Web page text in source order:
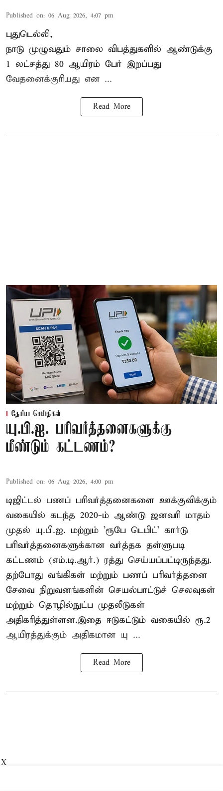
Published on: 06 Aug 2026, 4:07 pm
புதுடெல்லி,
நாடு முழுவதும் சாலை விபத்துகளில் ஆண்டுக்கு
1 லட்சத்து 80 ஆயிரம் பேர் இறப்பது
வேதனைக்குரியது என ...
Read More
தேசிய செய்திகள்
யு.பி.ஐ. பரிவர்த்தனைகளுக்கு
மீண்டும் கட்டணம்?
Published on: 06 Aug 2026, 4:00 pm
டிஜிட்டல் பணப் பரிவர்த்தனைகளை ஊக்குவிக்கும்
வகையில் கடந்த 2020-ம் ஆண்டு ஜனவரி மாதம்
முதல் யு.பி.ஐ. மற்றும் 'ரூபே டெபிட்' கார்டு
பரிவர்த்தனைகளுக்கான வர்த்தக தள்ளுபடி
கட்டணம் (எம்.டி.ஆர்.) ரத்து செய்யப்பட்டிருந்தது.
தற்போது வங்கிகள் மற்றும் பணப் பரிவர்த்தனை
சேவை நிறுவனங்களின் செயல்பாட்டுச் செலவுகள்
மற்றும் தொழில்நுட்ப முதலீடுகள்
அதிகரித்துள்ளன.இதை ஈடுகட்டும் வகையில் ரூ.2
ஆயிரத்துக்கும் அதிகமான யு ...
Read More
X